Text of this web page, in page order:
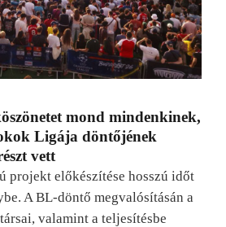
mond mindenkinek,
Ligája döntőjének
vett
projekt előkészítése hosszú időt
A BL-döntő megvalósításán a
valamint a teljesítésbe